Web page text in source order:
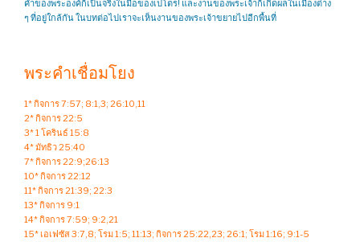
คำของพระองค์ก็เป็นจริงในมือของเปโตร! และงานของพระเจ้าก็เกิดผลในเมืองต่าง
ๆ ที่อยู่ใกล้กัน ในบทต่อไปเราจะเห็นงานของพระเจ้าขยายไปอีกพื้นที่
พระคำเชื่อมโยง
1* กิจการ 7:57; 8:1,3; 26:10,11
2* กิจการ 22:5
3* 1 โครินธ์ 15:8
4* มัทธิว 25:40
7* กิจการ 22:9;26:13
10* กิจการ 22:12
11* กิจการ 21:39; 22:3
13* กิจการ 9:1
14* กิจการ 7:59; 9:2,21
15* เอเฟซัส 3:7,8; โรม 1:5; 11:13; กิจการ 25:22,23; 26:1; โรม 1:16; 9:1-5